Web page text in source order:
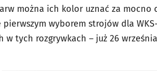
można ich kolor uznać za mocno
wyborem strojów dla
w tych rozgrywkach – już 26